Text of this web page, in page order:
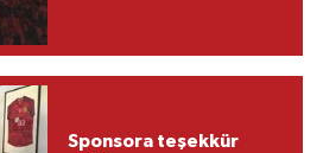
Sponsora teşekkür